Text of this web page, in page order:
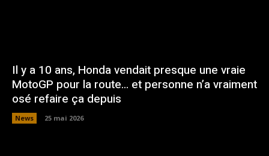
Il y a 10 ans, Honda vendait presque une vraie
MotoGP pour la route… et personne n’a vraiment
osé refaire ça depuis
News 25 mai 2026